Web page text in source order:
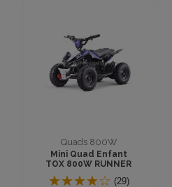
Quads 800W
Mini Quad Enfant
TOX 800W RUNNER
Bleu Prêt à Rouler
(29)